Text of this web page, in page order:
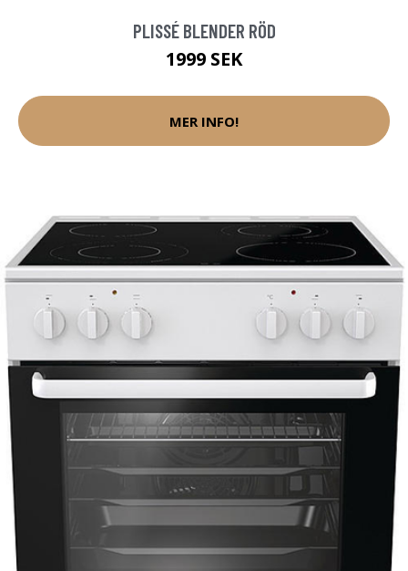
PLISSÉ BLENDER RÖD
1999 SEK
MER INFO!